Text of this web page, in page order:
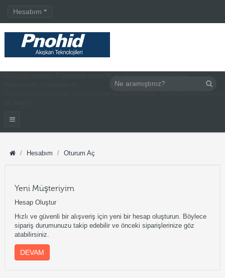
Hesabım
Hesabım Oturum Aç
Yeni Müşteriyim
Hesap Oluştur
Hızlı ve güvenli bir alışveriş için yeni bir hesap oluşturun. Böylece
sipariş durumunuzu takip edebilir ve önceki siparişlerinize göz
atabilirsiniz.
DEVAM